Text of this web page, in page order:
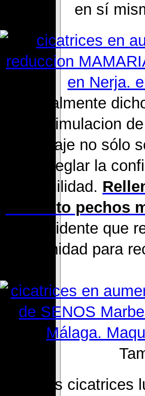
en sí
7. Igualmente
disimulacion
maquillaje no sólo
arreglar la
tranquilidad.
aumento pechos
un accidente que
oportunidad para
Rellenos